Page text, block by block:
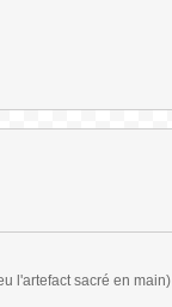
l'artefact sacré en